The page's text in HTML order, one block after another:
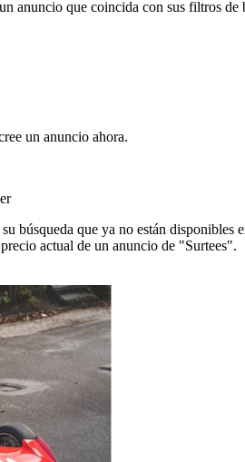
anuncio que coincida con sus filtros de
un anuncio ahora.
búsqueda que ya no están
actual de un anuncio de "Surtees".